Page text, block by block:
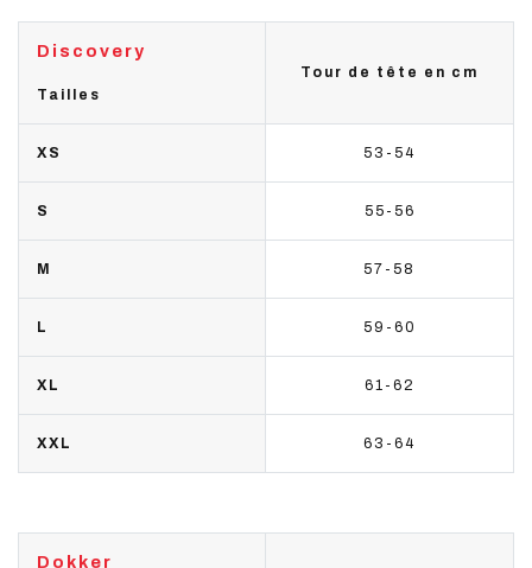
Discovery
Tailles
Tour de tête en cm
XS 53-54
S 55-56
M 57-58
L 59-60
XL 61-62
XXL 63-64
Dokker